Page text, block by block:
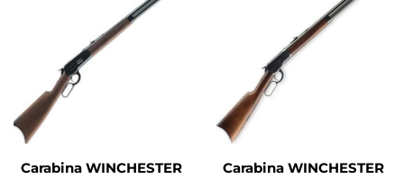
Carabina WINCHESTER
Carabina WINCHESTER